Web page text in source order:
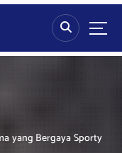
yang Bergaya Sporty